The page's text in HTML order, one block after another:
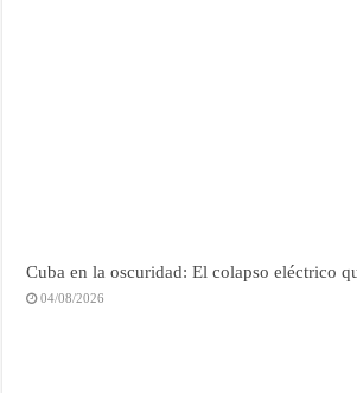
Cuba en la oscuridad: El colapso eléctrico
04/08/2026